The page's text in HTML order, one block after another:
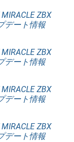
MIRACLE ZBX
デート情報
MIRACLE ZBX
デート情報
MIRACLE ZBX
デート情報
MIRACLE ZBX
デート情報